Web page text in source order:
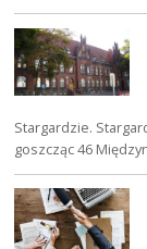
Stargardzie.
goszcząc 46